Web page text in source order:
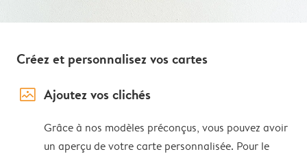
Créez et personnalisez vos cartes
image_placeholder Ajoutez vos clichés
Grâce à nos modèles préconçus, vous pouvez avoir
un aperçu de votre carte personnalisée. Pour le